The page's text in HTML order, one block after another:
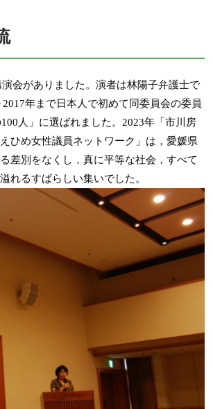
会がありました。演者は林陽子弁護士で
年まで日本人で初めて同委員会の委員
人」に選ばれました。2023年「市川房
ひめ女性議員ネットワーク」は，愛媛県
差別をなくし，真に平等な社会，すべて
れるすばらしい集いでした。